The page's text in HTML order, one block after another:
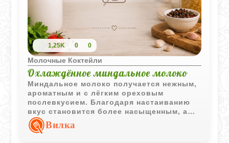
1,25K 0 0
Молочные Коктейли
Охлаждённое миндальное молоко
Миндальное молоко получается нежным,
ароматным и с лёгким ореховым
послевкусием. Благодаря настаиванию
вкус становится более насыщенным, а
напиток особенно приятно подавать
хорошо охлаждённым.
Вилка